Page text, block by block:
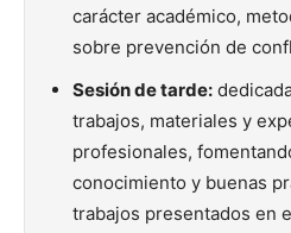
carácter académico,
sobre prevención de
Sesión de tarde:
trabajos, materiales y
profesionales,
conocimiento y buenas
trabajos presentados en